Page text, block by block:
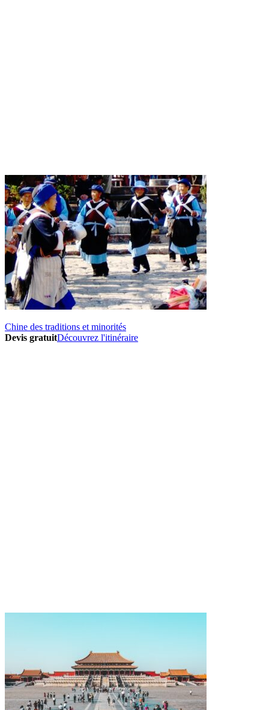
Chine des traditions et minorités
Devis gratuitDécouvrez l'itinéraire